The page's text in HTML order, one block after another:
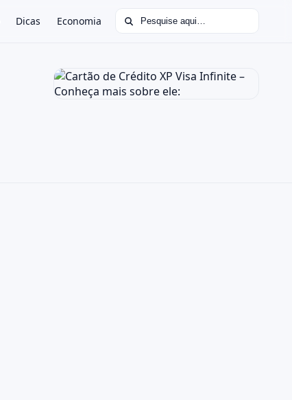
Dicas Economia Buscar por: